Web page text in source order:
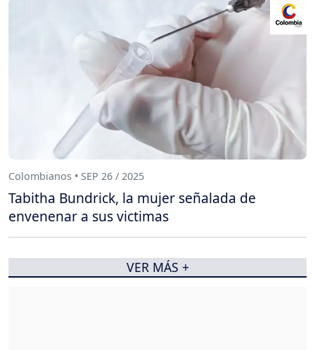
Colombianos • SEP 26 / 2025
Tabitha Bundrick, la mujer señalada de
envenenar a sus victimas
VER MÁS +